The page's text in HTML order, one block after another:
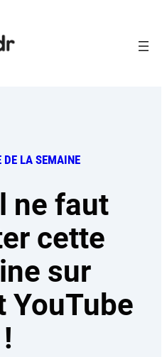
DE LA SEMAINE
ne faut
cette
sur
YouTube
!